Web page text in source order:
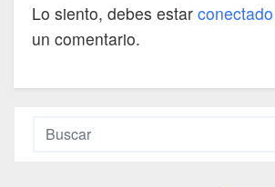
Lo siento, debes estar conectado
un comentario.